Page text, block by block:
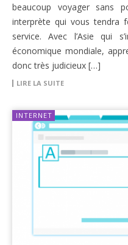
beaucoup voyager sans
interprète qui vous tendra
service. Avec l’Asie qui
économique mondiale,
donc très judicieux […]
LIRE LA SUITE
INTERNET